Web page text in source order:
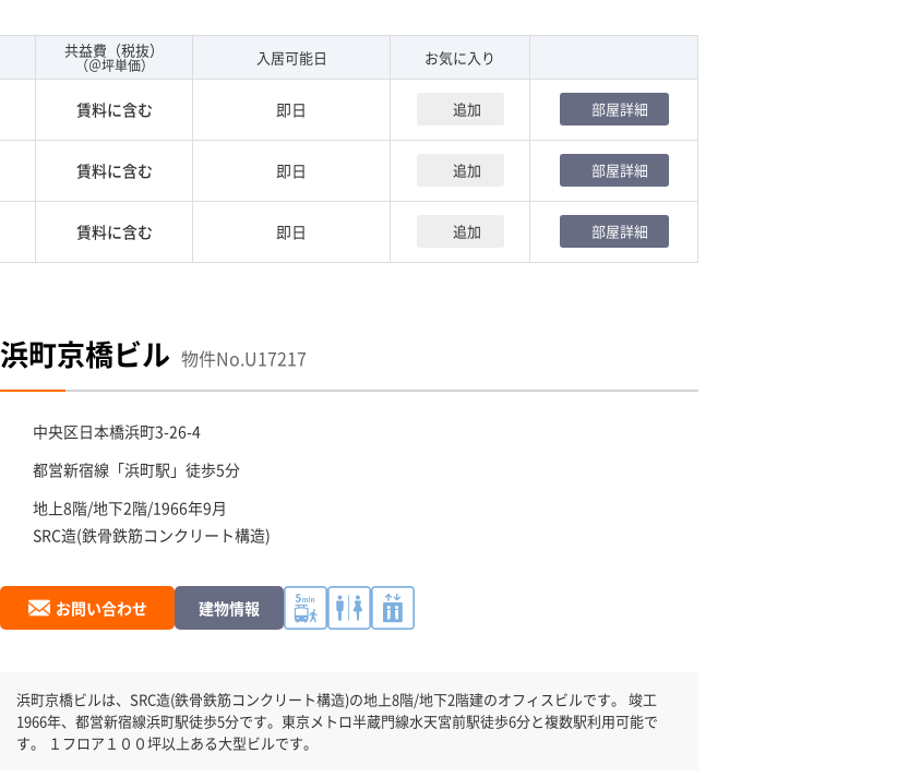
共益費（税抜）
（＠坪単価） 入居可能日 お気に入り
賃料に含む 即日 追加 部屋詳細
賃料に含む 即日 追加 部屋詳細
賃料に含む 即日 追加 部屋詳細
浜町京橋ビル 物件No.U17217
中央区日本橋浜町3-26-4
都営新宿線「浜町駅 」徒歩5分
地上8階/地下2階/1966年9月
SRC造(鉄骨鉄筋コンクリート構造)
お問い合わせ 建物情報
浜町京橋ビルは、SRC造(鉄骨鉄筋コンクリート構造)の地上8階/地下2階建のオフィスビルです。 竣工
1966年、都営新宿線浜町駅徒歩5分です。東京メトロ半蔵門線水天宮前駅徒歩6分と複数駅利用可能で
す。 １フロア１００坪以上ある大型ビルです。